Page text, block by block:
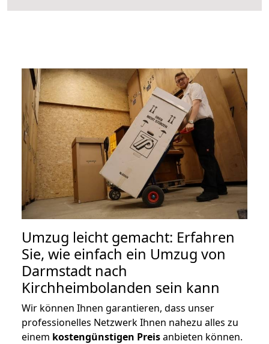
Umzug leicht gemacht: Erfahren
Sie, wie einfach ein Umzug von
Darmstadt nach
Kirchheimbolanden sein kann
Wir können Ihnen garantieren, dass unser
professionelles Netzwerk Ihnen nahezu alles zu
einem kostengünstigen Preisanbieten können.